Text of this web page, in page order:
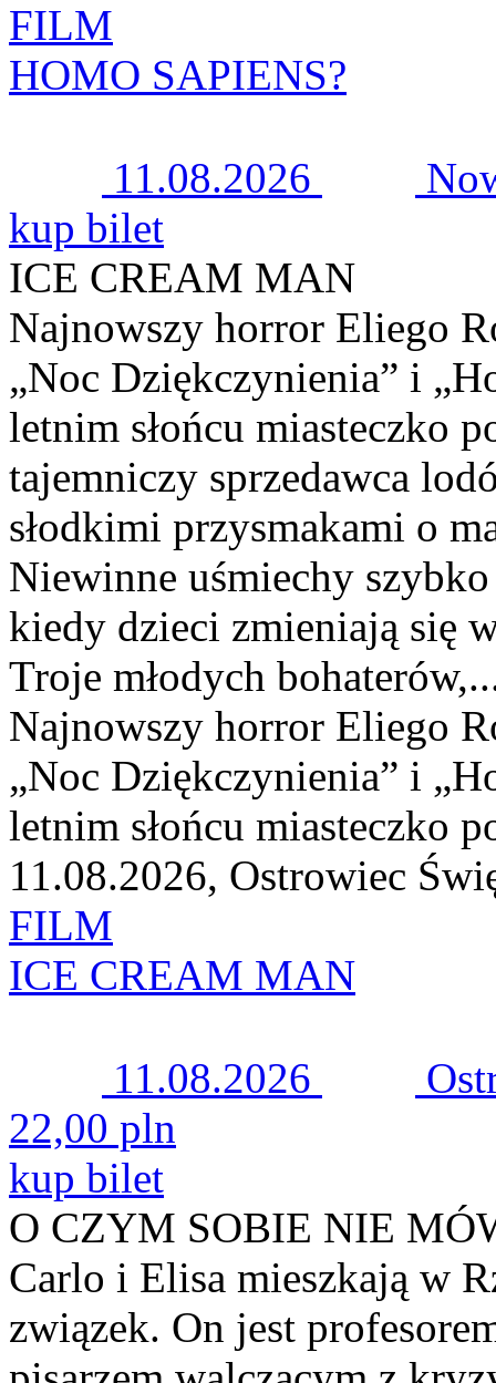
FILM
HOMO SAPIENS?
11.08.2026
kup bilet
ICE CREAM MAN
Najnowszy horror Eliego
„Noc Dziękczynienia” i
letnim słońcu miasteczko
tajemniczy sprzedawca
słodkimi przysmakami o
Niewinne uśmiechy
kiedy dzieci zmieniają się
Troje młodych
Najnowszy horror Eliego
„Noc Dziękczynienia” i
letnim słońcu miasteczko
11.08.2026, Ostrowiec
FILM
ICE CREAM MAN
11.08.2026
22,00 pln
kup bilet
O CZYM SOBIE NIE
Carlo i Elisa mieszkają w
związek. On jest